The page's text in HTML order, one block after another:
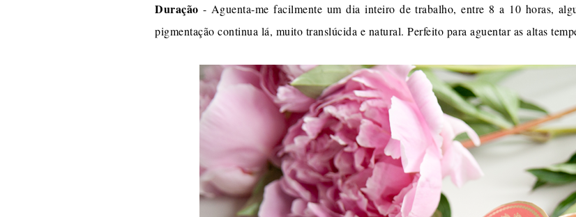
Duração - Aguenta-me facilmente um dia inteiro de trabalho, entre 8 a 10 horas,
pigmentação continua lá, muito translúcida e natural. Perfeito para aguentar as altas